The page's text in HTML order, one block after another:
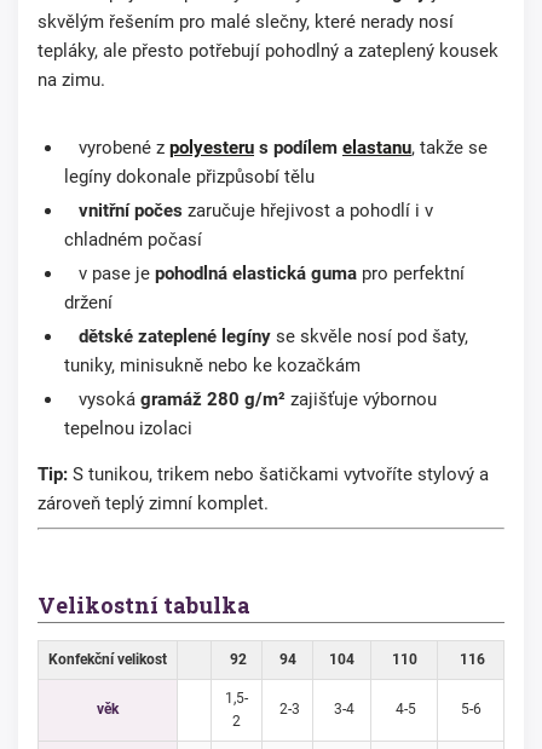
skvělým řešením pro malé slečny, které nerady nosí
tepláky, ale přesto potřebují pohodlný a zateplený kousek
na zimu.
vyrobené z polyesteru s podílem elastanu, takže se
legíny dokonale přizpůsobí tělu
vnitřní počes zaručuje hřejivost a pohodlí i v
chladném počasí
v pase je pohodlná elastická guma pro perfektní
držení
dětské zateplené legíny se skvěle nosí pod šaty,
tuniky, minisukně nebo ke kozačkám
vysoká gramáž 280 g/m² zajišťuje výbornou
tepelnou izolaci
Tip: S tunikou, trikem nebo šatičkami vytvoříte stylový a
zároveň teplý zimní komplet.
Velikostní tabulka
Konfekční velikost 92 94 104 110 116
věk
1,5-
2
2-3 3-4 4-5 5-6